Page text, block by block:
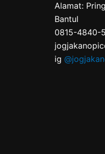
Alamat:
Bantul
0815-4840-
ig